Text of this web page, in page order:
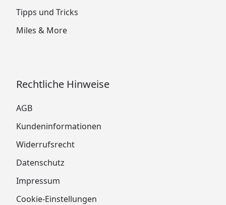
Tipps und Tricks
Miles & More
Rechtliche Hinweise
AGB
Kundeninformationen
Widerrufsrecht
Datenschutz
Impressum
Cookie-Einstellungen